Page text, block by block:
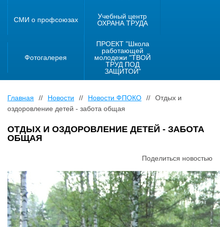
СМИ о профсоюзах
Учебный центр
ОХРАНА ТРУДА
Фотогалерея
ПРОЕКТ "Школа
работающей
молодежи "ТВОЙ
ТРУД ПОД
ЗАЩИТОЙ"
Главная // Новости // Новости ФПОКО //
Отдых и
оздоровление детей - забота общая
ОТДЫХ И ОЗДОРОВЛЕНИЕ ДЕТЕЙ - ЗАБОТА
ОБЩАЯ
Поделиться новостью